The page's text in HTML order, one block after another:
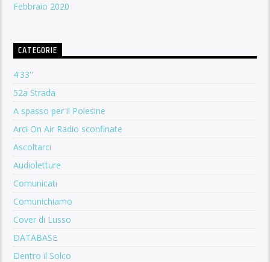
Febbraio 2020
CATEGORIE
4'33''
52a Strada
A spasso per il Polesine
Arci On Air Radio sconfinate
Ascoltarci
Audioletture
Comunicati
Comunichiamo
Cover di Lusso
DATABASE
Dentro il Solco